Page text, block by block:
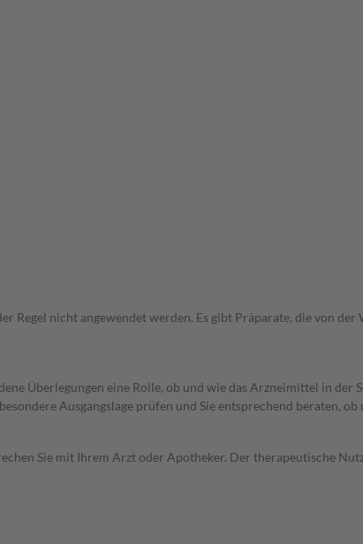
Regel nicht angewendet werden. Es gibt Präparate, die von
Überlegungen eine Rolle, ob und wie das Arzneimittel in der
Ausgangslage prüfen und Sie entsprechend beraten,
Sie mit Ihrem Arzt oder Apotheker. Der therapeutische